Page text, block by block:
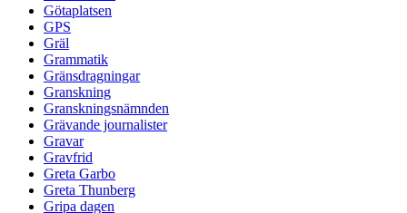
Götaplatsen
GPS
Gräl
Grammatik
Gränsdragningar
Granskning
Granskningsnämnden
Grävande journalister
Gravar
Gravfrid
Greta Garbo
Greta Thunberg
Gripa dagen